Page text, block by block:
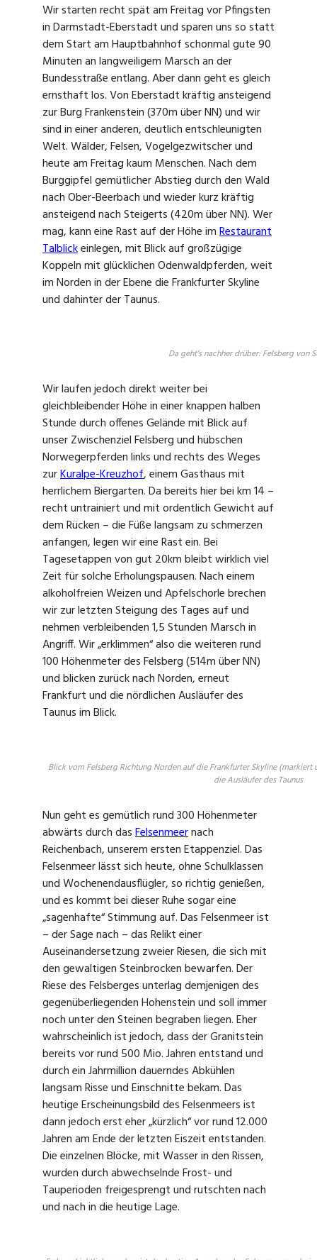
Wir starten recht spät am Freitag vor Pfingsten
in Darmstadt-Eberstadt und sparen uns so statt
dem Start am Hauptbahnhof schonmal gute 90
Minuten an langweiligem Marsch an der
Bundesstraße entlang. Aber dann geht es gleich
ernsthaft los. Von Eberstadt kräftig ansteigend
zur Burg Frankenstein (370m über NN) und wir
sind in einer anderen, deutlich entschleunigten
Welt. Wälder, Felsen, Vogelgezwitscher und
heute am Freitag kaum Menschen. Nach dem
Burggipfel gemütlicher Abstieg durch den Wald
nach Ober-Beerbach und wieder kurz kräftig
ansteigend nach Steigerts (420m über NN). Wer
mag, kann eine Rast auf der Höhe imRestaurant
Talblickeinlegen, mit Blick auf großzügige
Koppeln mit glücklichen Odenwaldpferden, weit
im Norden in der Ebene die Frankfurter Skyline
und dahinter der Taunus.
Da geht’s nachher drüber: Felsberg von
Wir laufen jedoch direkt weiter bei
gleichbleibender Höhe in einer knappen halben
Stunde durch offenes Gelände mit Blick auf
unser Zwischenziel Felsberg und hübschen
Norwegerpferden links und rechts des Weges
zurKuralpe-Kreuzhof, einem Gasthaus mit
herrlichem Biergarten. Da bereits hier bei km 14 –
recht untrainiert und mit ordentlich Gewicht auf
dem Rücken – die Füße langsam zu schmerzen
anfangen, legen wir eine Rast ein. Bei
Tagesetappen von gut 20km bleibt wirklich viel
Zeit für solche Erholungspausen. Nach einem
alkoholfreien Weizen und Apfelschorle brechen
wir zur letzten Steigung des Tages auf und
nehmen verbleibenden 1,5 Stunden Marsch in
Angriff. Wir „erklimmen“ also die weiteren rund
100 Höhenmeter des Felsberg (514m über NN)
und blicken zurück nach Norden, erneut
Frankfurt und die nördlichen Ausläufer des
Taunus im Blick.
Blick vom Felsberg Richtung Norden auf die Frankfurter Skyline
die Ausläufer des Taunus
Nun geht es gemütlich rund 300 Höhenmeter
abwärts durch dasFelsenmeernach
Reichenbach, unserem ersten Etappenziel. Das
Felsenmeer lässt sich heute, ohne Schulklassen
und Wochenendausflügler, so richtig genießen,
und es kommt bei dieser Ruhe sogar eine
„sagenhafte“ Stimmung auf. Das Felsenmeer ist
– der Sage nach – das Relikt einer
Auseinandersetzung zweier Riesen, die sich mit
den gewaltigen Steinbrocken bewarfen. Der
Riese des Felsberges unterlag demjenigen des
gegenüberliegenden Hohenstein und soll immer
noch unter den Steinen begraben liegen. Eher
wahrscheinlich ist jedoch, dass der Granitstein
bereits vor rund 500 Mio. Jahren entstand und
durch ein Jahrmillion dauerndes Abkühlen
langsam Risse und Einschnitte bekam. Das
heutige Erscheinungsbild des Felsenmeers ist
dann jedoch erst eher „kürzlich“ vor rund 12.000
Jahren am Ende der letzten Eiszeit entstanden.
Die einzelnen Blöcke, mit Wasser in den Rissen,
wurden durch abwechselnde Frost- und
Tauperioden freigesprengt und rutschten nach
und nach in die heutige Lage.